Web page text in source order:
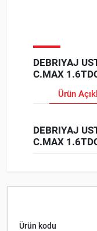
DEBRIYAJ
C.MAX
Ürün
DEBRIYAJ
C.MAX
Ürün kodu